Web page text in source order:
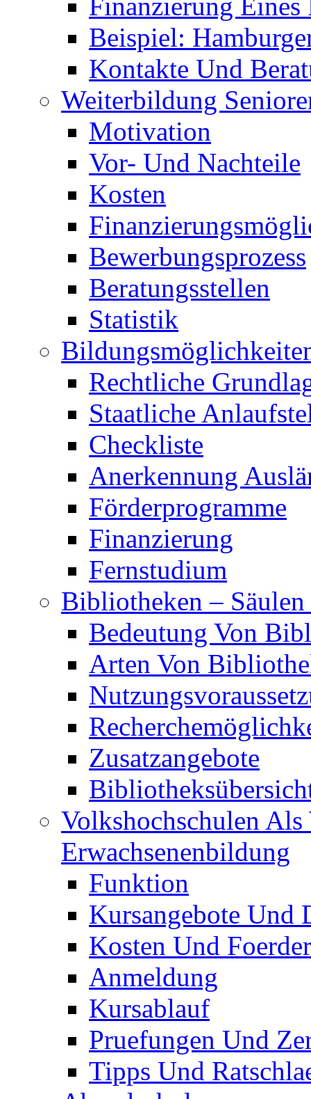
Beispiel:
Kontakte Und
Weiterbildung
Motivation
Vor- Und Nachteile
Kosten
Bewerbungsprozess
Beratungsstellen
Statistik
Rechtliche
Staatliche
Checkliste
Anerkennung
Förderprogramme
Finanzierung
Fernstudium
Bibliotheken – Säulen
Bedeutung Von
Arten Von
Zusatzangebote
Volkshochschulen
Erwachsenenbildung
Funktion
Kursangebote Und
Kosten Und
Anmeldung
Kursablauf
Pruefungen Und
Tipps Und